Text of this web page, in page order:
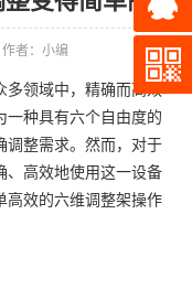
作者：小编
领域中，精确而高效
一种具有六个自由度的
调整需求。然而，对于
、高效地使用这一设备
高效的六维调整架操作